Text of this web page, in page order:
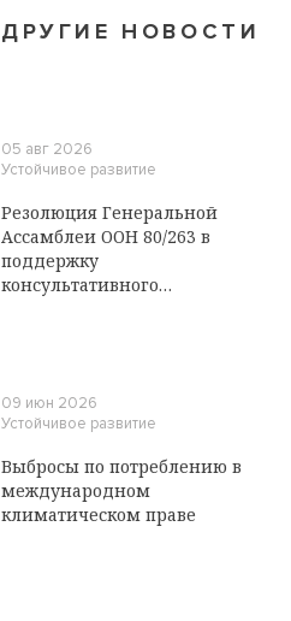
ДРУГИЕ НОВОСТИ
05 авг 2026
Устойчивое развитие
Резолюция Генеральной
Ассамблеи ООН 80/263 в
поддержку
консультативного
09 июн 2026
Устойчивое развитие
Выбросы по потреблению в
международном
климатическом праве